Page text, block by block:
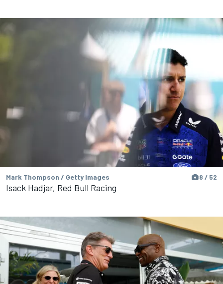
Mark Thompson / Getty Images 8 / 52
Isack Hadjar, Red Bull Racing